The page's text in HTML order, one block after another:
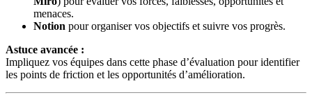
menaces.
Notion pour organiser vos objectifs et suivre vos progrès.
Astuce avancée :
Impliquez vos équipes dans cette phase d’évaluation pour identifier
les points de friction et les opportunités d’amélioration.